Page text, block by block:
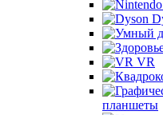
VR
планшеты